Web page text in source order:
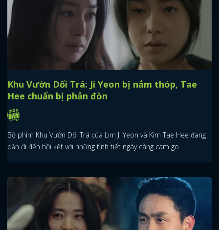
Khu Vườn Dối Trá: Ji Yeon bị nắm thóp, Tae
Hee chuẩn bị phản đòn
Bộ phim Khu Vườn Dối Trá của Lim Ji Yeon và Kim Tae Hee đang
dần đi đến hồi kết với những tình tiết ngày càng cam go.